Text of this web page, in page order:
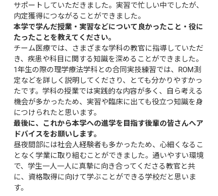
サポートしていただきました。実習で忙しい中でしたが、
内定獲得につながることができました。
本学で学んだ授業・実習などについて良かったこと・役に
たったことを教えてください。
チーム医療では、さまざまな学科の教官に指導していただ
き、疾患や科目に関する知識を深めることができました。
1年生の際の理学療法学科との合同実技練習では、ROM測
定などを詳しく説明してくださり、とても分かりやすかっ
たです。学科の授業では実践的な内容が多く、自ら考える
機会が多かったため、実習や臨床に出ても役立つ知識を身
につけられたと思います。
最後に、これから本学への進学を目指す後輩の皆さんへア
ドバイスをお願いします。
昼夜間部には社会人経験者も多かったため、心細くなるこ
となく学業に取り組むことができました。通いやすい環境
で、学生一人一人に真摯に向き合ってくださる教官と共
に、資格取得に向けて学ぶことができる学校だと思いま
す。